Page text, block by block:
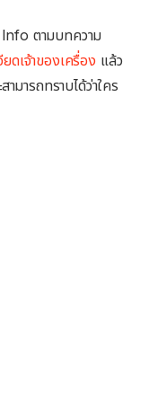
ตามบทความ
ดเจ้าของเครื่อง แล้ว
มารถทราบได้ว่าใคร